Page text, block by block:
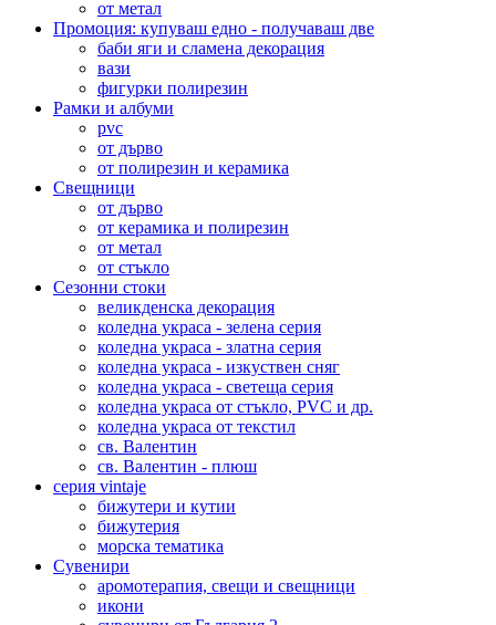
от метал
Промоция: купуваш едно - получаваш две
баби яги и сламена декорация
вази
фигурки полирезин
Рамки и албуми
pvc
от дърво
от полирезин и керамика
Свещници
от дърво
от керамика и полирезин
от метал
от стъкло
Сезонни стоки
великденска декорация
коледна украса - зелена серия
коледна украса - златна серия
коледна украса - изкуствен сняг
коледна украса - светеща серия
коледна украса от стъкло, PVC и др.
коледна украса от текстил
св. Валентин
св. Валентин - плюш
серия vintaje
бижутери и кутии
бижутерия
морска тематика
Сувенири
аромотерапия, свещи и свещници
икони